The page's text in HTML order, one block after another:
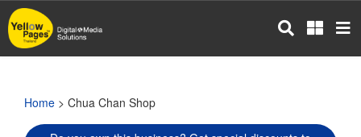
Skip
to
main
Home > Chua Chan Shop